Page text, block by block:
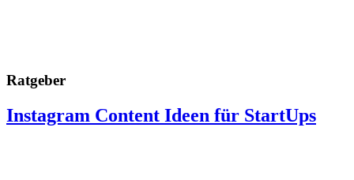
Ratgeber
Instagram Content Ideen für StartUps